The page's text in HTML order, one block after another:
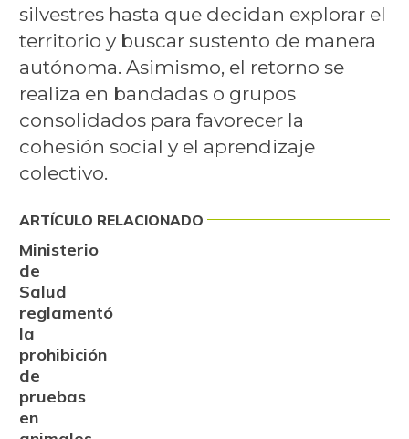
silvestres hasta que decidan explorar el
territorio y buscar sustento de manera
autónoma. Asimismo, el retorno se
realiza en bandadas o grupos
consolidados para favorecer la
cohesión social y el aprendizaje
colectivo.
ARTÍCULO RELACIONADO
Ministerio
de
Salud
reglamentó
la
prohibición
de
pruebas
en